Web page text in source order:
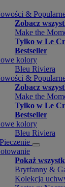
&
Zobacz
Make the
Tylko w Le
Bestseller
kolory
Bleu Riviera
&
Zobacz
Make the
Tylko w Le
Bestseller
kolory
Bleu Riviera
Pokaż
Brytfanny &
Kolekcja